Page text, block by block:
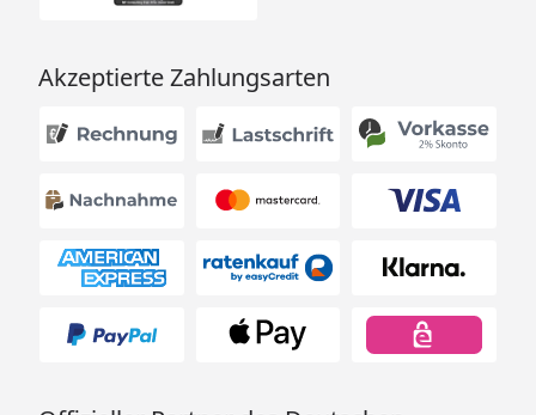
Akzeptierte Zahlungsarten